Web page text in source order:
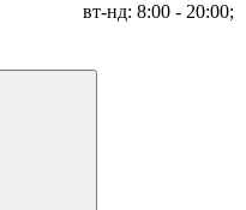
вт-нд: 8:00 - 20:00;